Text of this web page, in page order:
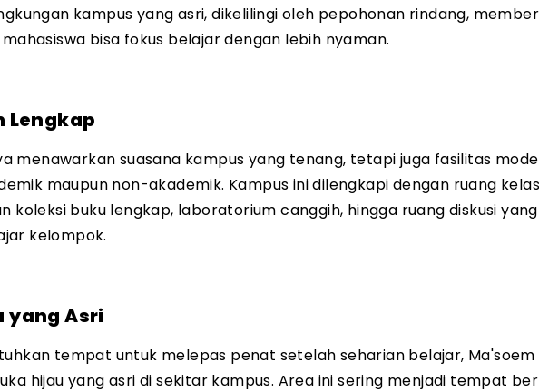
kampus yang asri, dikelilingi oleh pepohonan rindang,
bisa fokus belajar dengan lebih nyaman.
Lengkap
menawarkan suasana kampus yang tenang, tetapi juga fasilitas
maupun non-akademik. Kampus ini dilengkapi dengan ruang
koleksi buku lengkap, laboratorium canggih, hingga ruang diskusi
kelompok.
yang Asri
tempat untuk melepas penat setelah seharian belajar, Ma'soem
hijau yang asri di sekitar kampus. Area ini sering menjadi tempat